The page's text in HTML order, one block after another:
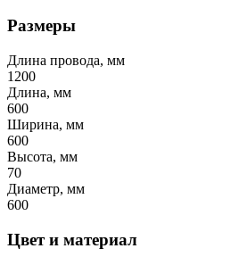
Размеры
Длина провода, мм
1200
Длина, мм
600
Ширина, мм
600
Высота, мм
70
Диаметр, мм
600
Цвет и материал